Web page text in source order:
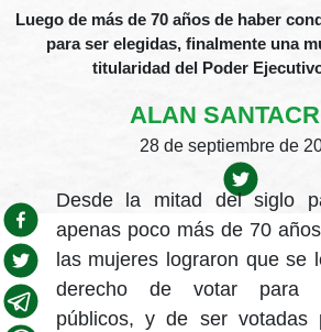
Luego de más de 70 años de haber
para ser elegidas, finalmente una
titularidad del Poder
ALAN
28 de septiembre de
Desde la mitad del siglo
apenas poco más de 70
las mujeres lograron que se
derecho de votar para
públicos, y de ser votadas